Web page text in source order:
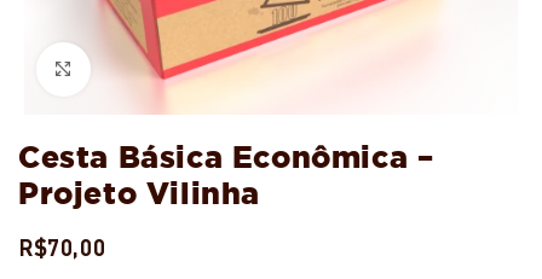
Ampliar
Cesta Básica Econômica –
Projeto Vilinha
R$70,00